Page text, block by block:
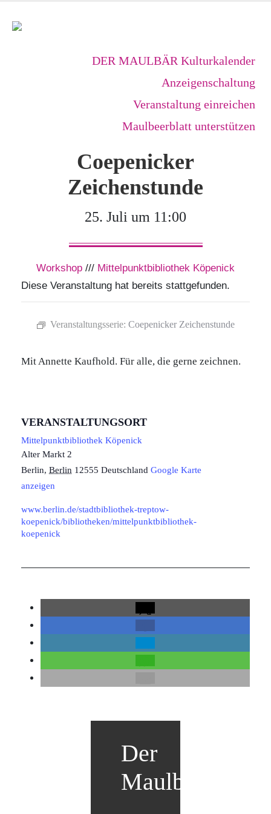
DER MAULBÄR Kulturkalender
Anzeigenschaltung
Veranstaltung einreichen
Maulbeerblatt unterstützen
Coepenicker
Zeichenstunde
25. Juli um 11:00
Workshop /// Mittelpunktbibliothek Köpenick
Diese Veranstaltung hat bereits stattgefunden.
Veranstaltungsserie: Coepenicker Zeichenstunde
Mit Annette Kaufhold. Für alle, die gerne zeichnen.
VERANSTALTUNGSORT
Mittelpunktbibliothek Köpenick
Alter Markt 2
Berlin, Berlin 12555 Deutschland Google Karte
anzeigen
www.berlin.de/stadtbibliothek-treptow-
koepenick/bibliotheken/mittelpunktbibliothek-
koepenick
Der
Maulbär